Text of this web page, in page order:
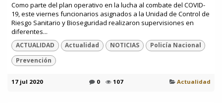
Como parte del plan operativo en la lucha al combate del COVID-
19, este viernes funcionarios asignados a la Unidad de Control de
Riesgo Sanitario y Bioseguridad realizaron supervisiones en
diferentes...
ACTUALIDAD Actualidad NOTICIAS
Policía Nacional
Prevención
17 jul 2020 0 107 Actualidad